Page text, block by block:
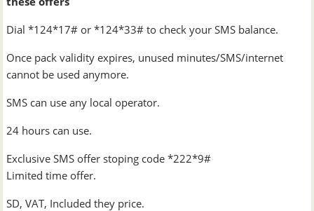
Dial *124*17# or *124*33# to check your SMS balance.
Once pack validity expires, unused minutes/SMS/internet
cannot be used anymore.
SMS can use any local operator.
24 hours can use.
Exclusive SMS offer stoping code *222*9#
Limited time offer.
SD, VAT, Included they price.